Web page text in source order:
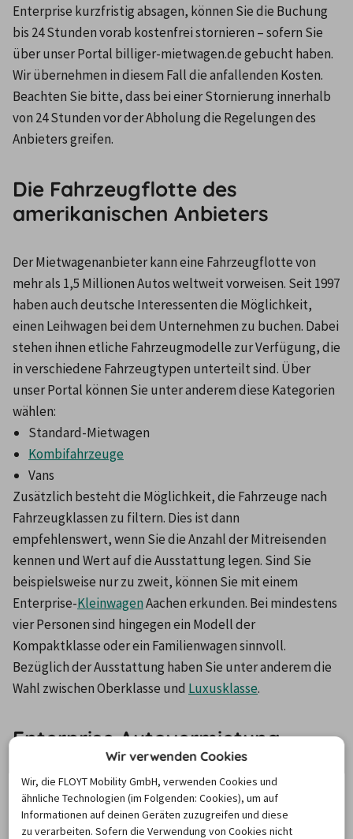
Enterprise kurzfristig absagen, können Sie die Buchung
bis 24 Stunden vorab kostenfrei stornieren – sofern Sie
über unser Portal billiger-mietwagen.de gebucht haben.
Wir übernehmen in diesem Fall die anfallenden Kosten.
Beachten Sie bitte, dass bei einer Stornierung innerhalb
von 24 Stunden vor der Abholung die Regelungen des
Anbieters greifen.
Die Fahrzeugflotte des
amerikanischen Anbieters
Der Mietwagenanbieter kann eine Fahrzeugflotte von
mehr als 1,5 Millionen Autos weltweit vorweisen. Seit 1997
haben auch deutsche Interessenten die Möglichkeit,
einen Leihwagen bei dem Unternehmen zu buchen. Dabei
stehen ihnen etliche Fahrzeugmodelle zur Verfügung, die
in verschiedene Fahrzeugtypen unterteilt sind. Über
unser Portal können Sie unter anderem diese Kategorien
wählen:
Standard-Mietwagen
Kombifahrzeuge
Vans
Zusätzlich besteht die Möglichkeit, die Fahrzeuge nach
Fahrzeugklassen zu filtern. Dies ist dann
empfehlenswert, wenn Sie die Anzahl der Mitreisenden
kennen und Wert auf die Ausstattung legen. Sind Sie
beispielsweise nur zu zweit, können Sie mit einem
Enterprise-Kleinwagen Aachen erkunden. Bei mindestens
vier Personen sind hingegen ein Modell der
Kompaktklasse oder ein Familienwagen sinnvoll.
Bezüglich der Ausstattung haben Sie unter anderem die
Wahl zwischen Oberklasse und Luxusklasse.
Enterprise Autovermietung
Aachen – Die Mietstationen
Mit rund 7.200 Filialen ist das Mietwagenunternehmen
weltweit vertreten. In den deutschen Städten wurden
Wir verwenden Cookies
Wir, die FLOYT Mobility GmbH, verwenden Cookies und
ähnliche Technologien (im Folgenden: Cookies), um auf
Informationen auf deinen Geräten zuzugreifen und diese
zu verarbeiten. Sofern die Verwendung von Cookies nicht